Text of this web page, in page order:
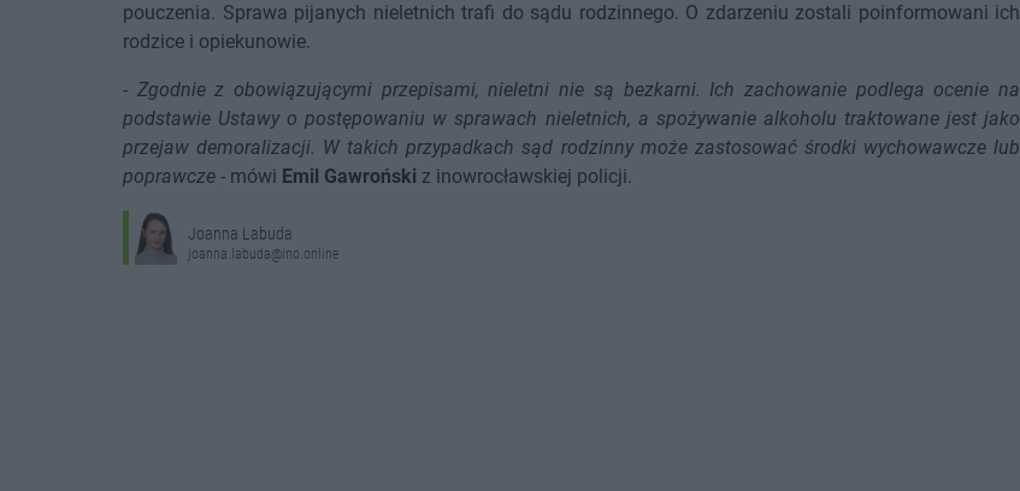
pouczenia. Sprawa pijanych nieletnich trafi do sądu rodzinnego. O zdarzeniu zostali poinformowani ich
rodzice i opiekunowie.
- Zgodnie z obowiązującymi przepisami, nieletni nie są bezkarni. Ich zachowanie podlega ocenie na
podstawie Ustawy o postępowaniu w sprawach nieletnich, a spożywanie alkoholu traktowane jest jako
przejaw demoralizacji. W takich przypadkach sąd rodzinny może zastosować środki wychowawcze lub
poprawcze - mówi Emil Gawroński z inowrocławskiej policji.
Joanna Labuda
joanna.labuda@ino.online